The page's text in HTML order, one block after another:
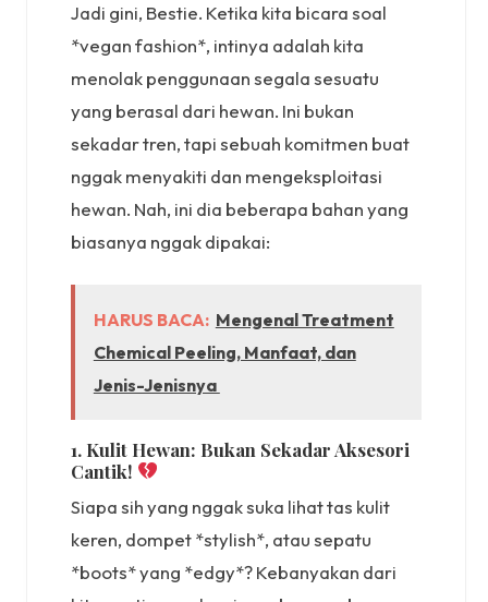
Jadi gini, Bestie. Ketika kita bicara soal
*vegan fashion*, intinya adalah kita
menolak penggunaan segala sesuatu
yang berasal dari hewan. Ini bukan
sekadar tren, tapi sebuah komitmen buat
nggak menyakiti dan mengeksploitasi
hewan. Nah, ini dia beberapa bahan yang
biasanya nggak dipakai:
HARUS BACA: Mengenal Treatment
Chemical Peeling, Manfaat, dan
Jenis-Jenisnya
1. Kulit Hewan: Bukan Sekadar Aksesori
Cantik!
Siapa sih yang nggak suka lihat tas kulit
keren, dompet *stylish*, atau sepatu
*boots* yang *edgy*? Kebanyakan dari